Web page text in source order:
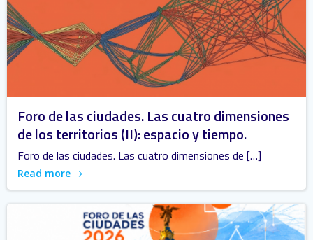
Foro de las ciudades. Las cuatro dimensiones
de los territorios (II): espacio y tiempo.
Foro de las ciudades. Las cuatro dimensiones de […]
Read more